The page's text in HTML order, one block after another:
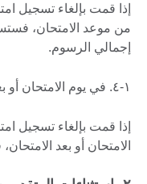
إجمالي الرسوم.
۱-٤. في يوم الامتحان أو بعد الامتحان:
الامتحان أو بعد